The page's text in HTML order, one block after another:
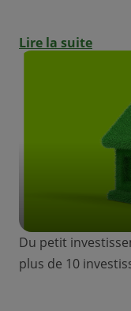
Lire la suite
Du petit
plus de 10